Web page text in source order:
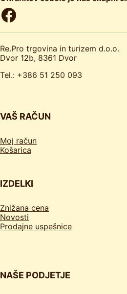
Facebook
Re.Pro trgovina in turizem d.o.o.
Dvor 12b, 8361 Dvor
Tel.: +386 51 250 093
VAŠ RAČUN
Moj račun
Košarica
IZDELKI
Znižana cena
Novosti
Prodajne uspešnice
NAŠE PODJETJE